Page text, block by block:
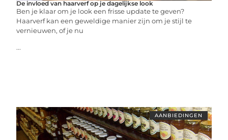
De invloed van haarverf op je dagelijkse look
Ben je klaar om je look een frisse update te geven?
Haarverf kan een geweldige manier zijn om je stijl te
vernieuwen, of je nu
...
AANBIEDINGEN